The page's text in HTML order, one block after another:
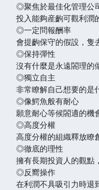
◎聚焦於最佳化管理公
投入能夠産齣可觀利潤
◎一定問報酬率
會提齣保守的假設，隻
◎保持彈性
沒有什麼是永遠閤理的
◎獨立自主
非常瞭解自己想要的是
◎像鰐魚般有耐心
願意耐心等候閤適的機
◎高度分權
高度分權的組織釋放瞭創
◎徹底的理性
擁有長期投資人的觀點
◎反嚮操作
在利潤不具吸引力時退